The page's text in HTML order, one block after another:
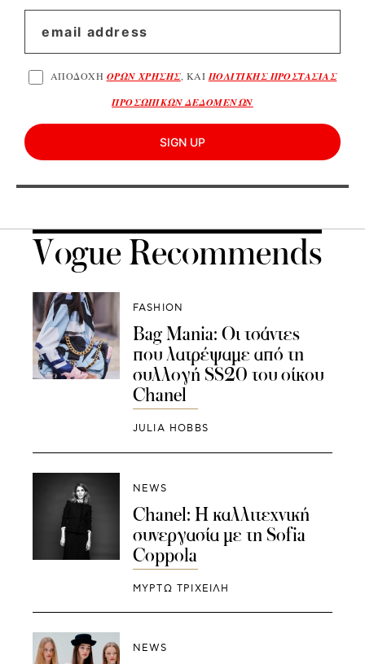
ΑΠΟΔΟΧΗ ΟΡΩΝ ΧΡΗΣΗΣ, ΚΑΙΠΟΛΙΤΙΚΗΣ ΠΡΟΣΤΑΣΙΑΣ
ΠΡΟΣΩΠΙΚΩΝ ΔΕΔΟΜΕΝΩΝ
SIGN UP
Vogue Recommends
FASHION
Bag Mania: Οι τσάντες
που λατρέψαμε από τη
συλλογή SS20 του οίκου
Chanel
JULIA HOBBS
NEWS
Chanel: Η καλλιτεχνική
συνεργασία με τη Sofia
Coppola
ΜΥΡΤΩ ΤΡΙΧΕΙΛΗ
NEWS